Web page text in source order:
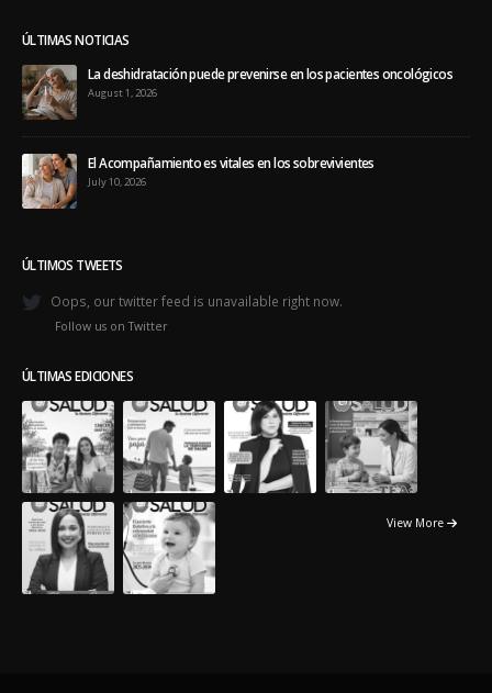
ÚLTIMAS NOTICIAS
La deshidratación puede prevenirse en los pacientes oncológicos
August 1, 2026
El Acompañamiento es vitales en los sobrevivientes
July 10, 2026
ÚLTIMOS TWEETS
Oops, our twitter feed is unavailable right now.
Follow us on Twitter
ÚLTIMAS EDICIONES
View More